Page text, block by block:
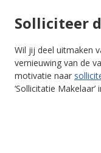
Solliciteer
Wil jij deel uitmaken
vernieuwing van de
motivatie naar
‘Sollicitatie